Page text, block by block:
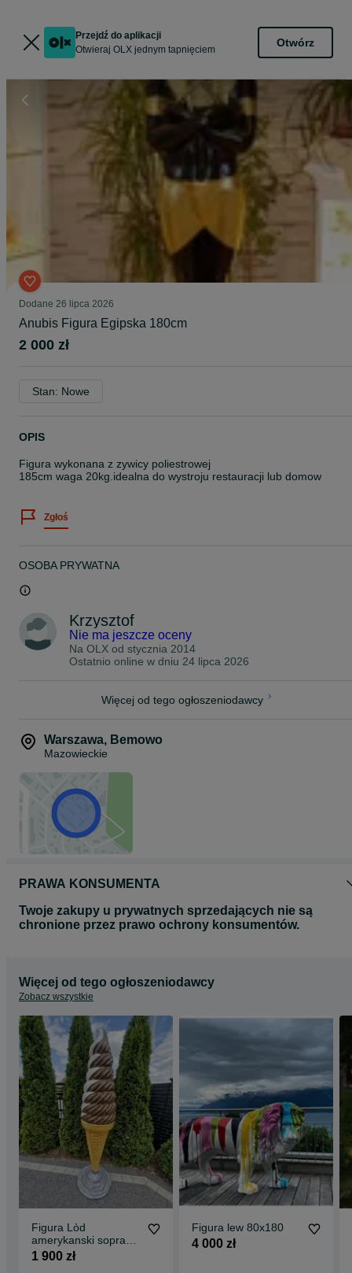
Przejdź do aplikacji
Otwieraj OLX jednym tapnięciem
Otwórz
Dodane 26 lipca 2026
Anubis Figura Egipska 180cm
2 000 zł
Stan: Nowe
OPIS
Figura wykonana z zywicy poliestrowej
185cm waga 20kg.idealna do wystroju restauracji lub domow
Zgłoś
OSOBA PRYWATNA
Krzysztof
Nie ma jeszcze oceny
Na OLX od stycznia 2014
Ostatnio online w dniu 24 lipca 2026
Więcej od tego ogłoszeniodawcy
Warszawa, Bemowo
Mazowieckie
PRAWA KONSUMENTA
Twoje zakupy u prywatnych sprzedających nie są
chronione przez prawo ochrony konsumentów.
Więcej od tego ogłoszeniodawcy
Zobacz wszystkie
Figura Lòd
amerykanski soprano
200cm FV
1 900 zł
Figura lew 80x180
4 000 zł